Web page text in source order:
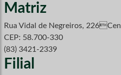
Matriz
Rua Vidal de Negreiros,
CEP: 58.700-330
(83) 3421-2339
Filial